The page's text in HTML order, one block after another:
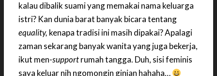
kalau dibalik suami yang memakai nama keluarga
istri? Kan dunia barat banyak bicara tentang
equality, kenapa tradisi ini masih dipakai? Apalagi
zaman sekarang banyak wanita yang juga bekerja,
ikut men-supportrumah tangga. Duh, sisi feminis
saya keluar nih ngomongin ginian hahaha…